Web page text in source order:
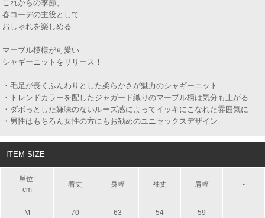
これからの季節、
春コーデの主役として
おしゃれを楽しめる
マーブル模様が可愛い
シャギーニットをリリース！
・毛足が長くふんわりとした柔らかさが魅力のシャギーニット
・トレンドカラーを配したジャガード織りのマーブル柄は気分も上がる
・ダボっとした嫌味のないルーズ感によってイッキにこなれた雰囲気に
・男性はもちろん女性の方にもお勧めのユニセックスデザイン
ITEM SIZE
単位:
cm
着丈 身幅 袖丈 肩幅 -
M 70 63 54 59